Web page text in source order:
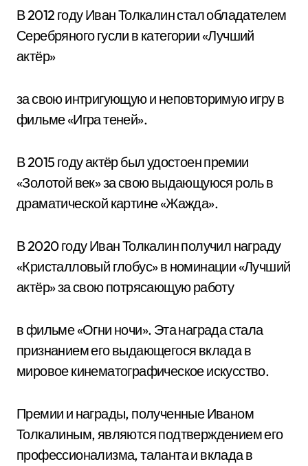
В 2012 году Иван Толкалин стал обладателем
Серебряного гусли в категории «Лучший
актёр»
за свою интригующую и неповторимую игру в
фильме «Игра теней».
В 2015 году актёр был удостоен премии
«Золотой век» за свою выдающуюся роль в
драматической картине «Жажда».
В 2020 году Иван Толкалин получил награду
«Кристалловый глобус» в номинации «Лучший
актёр» за свою потрясающую работу
в фильме «Огни ночи». Эта награда стала
признанием его выдающегося вклада в
мировое кинематографическое искусство.
Премии и награды, полученные Иваном
Толкалиным, являются подтверждением его
профессионализма, таланта и вклада в